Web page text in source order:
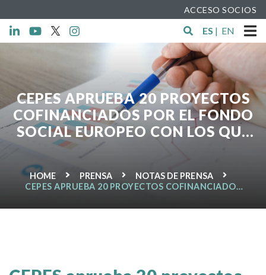
ACCESO SOCIOS
ES | EN
CEPES APRUEBA 20 PROYECTOS
COFINANCIADOS POR EL FONDO
SOCIAL EUROPEO CON LOS QUE
SE CREARÁN 823 EMPLEOS
HOME PRENSA
NOTAS DE PRENSA
CEPES APRUEBA 20 PROYECTOS COFINANCIADOS
CREARÁN 823 EMPLEOS